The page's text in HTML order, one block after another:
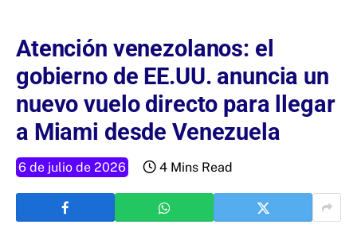
Atención venezolanos: el
gobierno de EE.UU. anuncia un
nuevo vuelo directo para llegar
a Miami desde Venezuela
6 de julio de 2026 4 Mins Read